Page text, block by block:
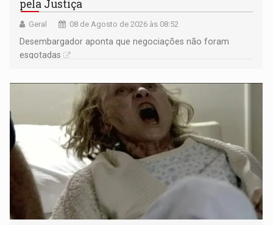
pela Justiça
Geral 08 de Agosto de 2026 às 08:52
Desembargador aponta que negociações não foram
esgotadas